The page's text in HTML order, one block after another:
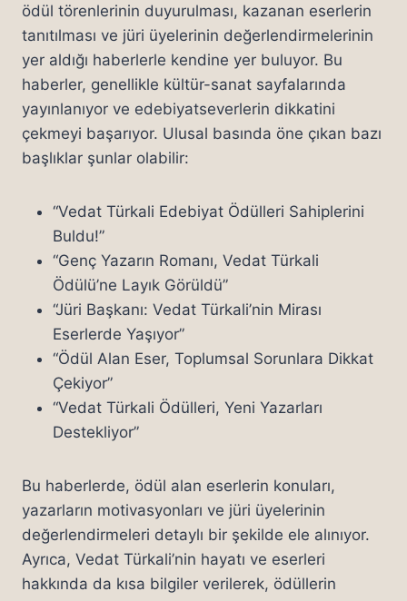
ödül törenlerinin duyurulması, kazanan eserlerin
tanıtılması ve jüri üyelerinin değerlendirmelerinin
yer aldığı haberlerle kendine yer buluyor. Bu
haberler, genellikle kültür-sanat sayfalarında
yayınlanıyor ve edebiyatseverlerin dikkatini
çekmeyi başarıyor. Ulusal basında öne çıkan bazı
başlıklar şunlar olabilir:
“Vedat Türkali Edebiyat Ödülleri Sahiplerini
Buldu!”
“Genç Yazarın Romanı, Vedat Türkali
Ödülü’ne Layık Görüldü”
“Jüri Başkanı: Vedat Türkali’nin Mirası
Eserlerde Yaşıyor”
“Ödül Alan Eser, Toplumsal Sorunlara Dikkat
Çekiyor”
“Vedat Türkali Ödülleri, Yeni Yazarları
Destekliyor”
Bu haberlerde, ödül alan eserlerin konuları,
yazarların motivasyonları ve jüri üyelerinin
değerlendirmeleri detaylı bir şekilde ele alınıyor.
Ayrıca, Vedat Türkali’nin hayatı ve eserleri
hakkında da kısa bilgiler verilerek, ödüllerin